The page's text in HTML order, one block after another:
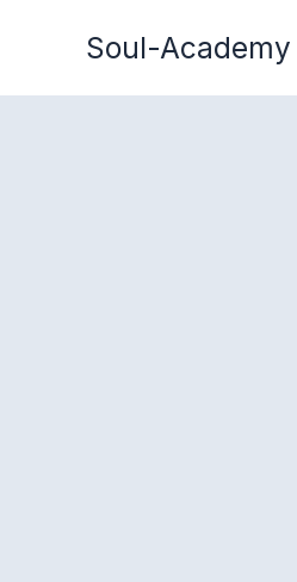
Soul-